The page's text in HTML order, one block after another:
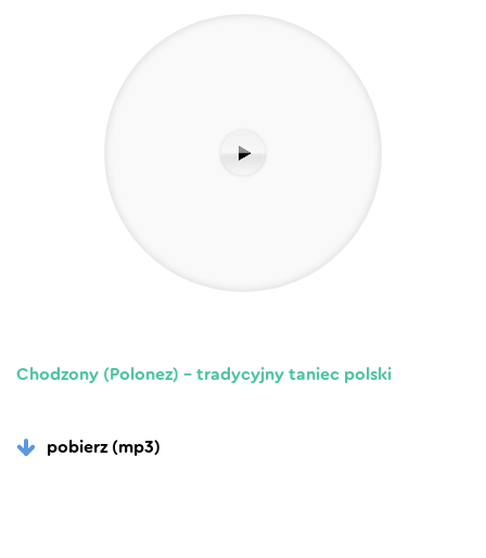
Chodzony (Polonez) – tradycyjny taniec polski
pobierz (mp3)